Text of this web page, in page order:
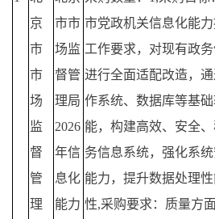
京
市
市
场
监
督
管
理
市市
场监
督管
理局
2026
年信
息化
能力
市党政机关信息化能力
工作要求，对现有政
进行全面适配改造，
作系统、数据库等基
能，构建高效、安全
务信息系统，强化系
能力，提升数据处理
性,采购要求：质量方